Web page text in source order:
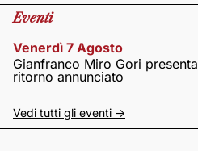
Eventi
Venerdì 7 Agosto
Gianfranco Miro Gori
ritorno annunciato
Vedi tutti gli eventi ->